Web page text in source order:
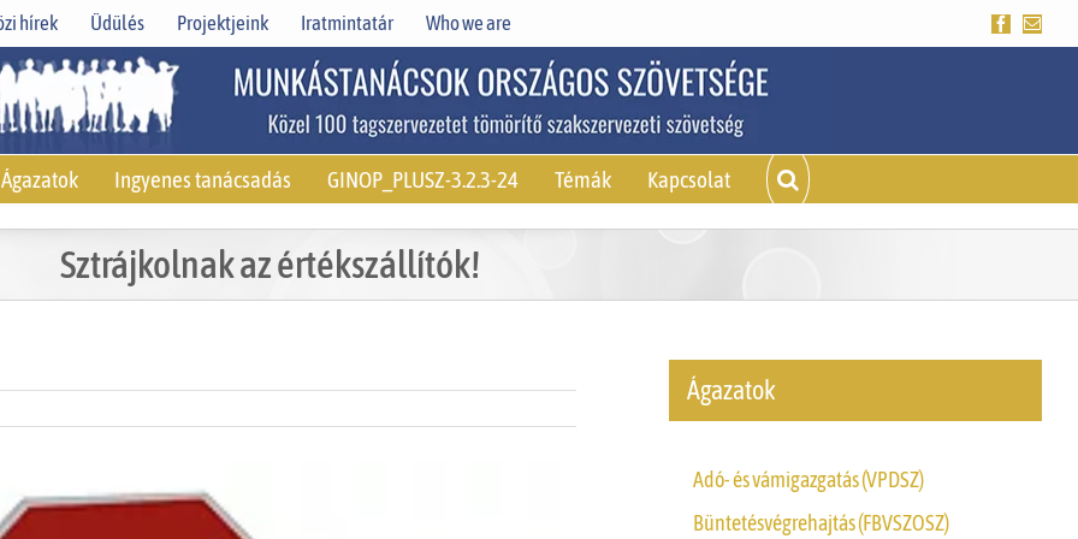
hírek Üdülés Projektjeink Iratmintatár Who we are Facebook
Ágazatok Ingyenes tanácsadás GINOP_PLUSZ-3.2.3-24 Témák Kapcsolat
Sztrájkolnak az értékszállítók!
Ágazatok
Adó- és vámigazgatás (VPDSZ)
Büntetésvégrehajtás (FBVSZOSZ)